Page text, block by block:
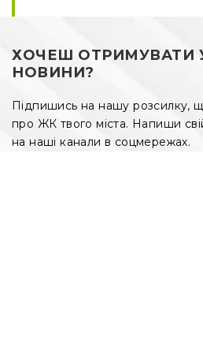
ХОЧЕШ ОТРИМУВАТИ
НОВИНИ?
Підпишись на нашу розсилку,
про ЖК твого міста. Напиши
на наші канали в соцмережах.